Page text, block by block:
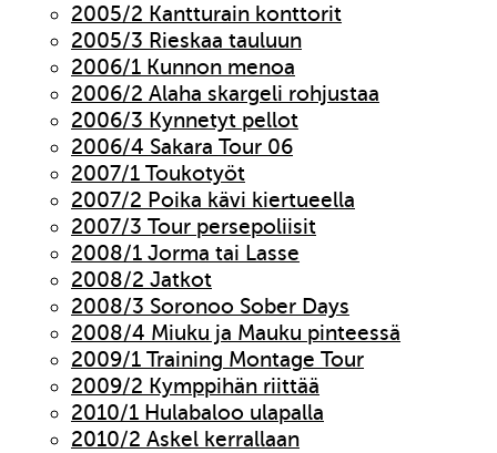
2005/2 Kantturain konttorit
2005/3 Rieskaa tauluun
2006/1 Kunnon menoa
2006/2 Alaha skargeli rohjustaa
2006/3 Kynnetyt pellot
2006/4 Sakara Tour 06
2007/1 Toukotyöt
2007/2 Poika kävi kiertueella
2007/3 Tour persepoliisit
2008/1 Jorma tai Lasse
2008/2 Jatkot
2008/3 Soronoo Sober Days
2008/4 Miuku ja Mauku pinteessä
2009/1 Training Montage Tour
2009/2 Kymppihän riittää
2010/1 Hulabaloo ulapalla
2010/2 Askel kerrallaan